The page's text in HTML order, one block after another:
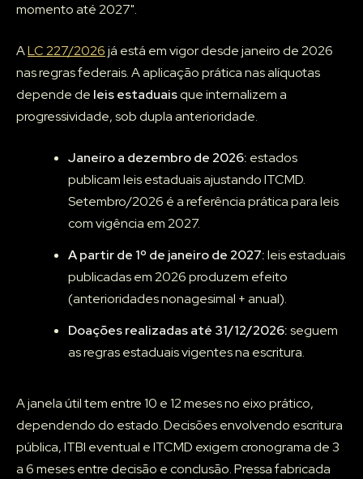
momento até 2027".
ALC 227/2026já está em vigor desde janeiro de 2026
nas regras federais. A aplicação prática nas alíquotas
depende de leis estaduaisque internalizem a
progressividade, sob dupla anterioridade.
Janeiro a dezembro de 2026: estados
publicam leis estaduais ajustando ITCMD.
Setembro/2026 é a referência prática para leis
com vigência em 2027.
A partir de 1º de janeiro de 2027:leis estaduais
publicadas em 2026 produzem efeito
(anterioridades nonagesimal + anual).
Doações realizadas até 31/12/2026:seguem
as regras estaduais vigentes na escritura.
A janela útil tem entre 10 e 12 meses no eixo prático,
dependendo do estado. Decisões envolvendo escritura
pública, ITBI eventual e ITCMD exigem cronograma de 3
a 6 meses entre decisão e conclusão. Pressa fabricada